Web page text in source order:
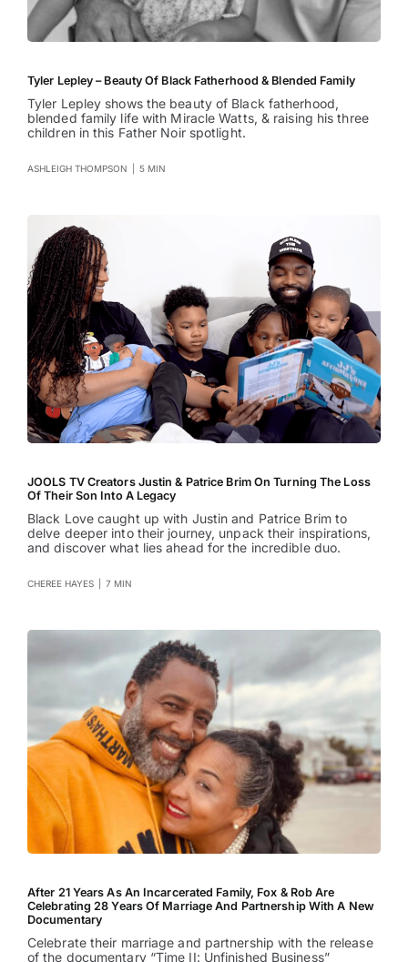
Tyler Lepley – Beauty Of Black Fatherhood & Blended Family
Tyler Lepley shows the beauty of Black fatherhood,
blended family life with Miracle Watts, & raising his three
children in this Father Noir spotlight.
ASHLEIGH THOMPSON 5 MIN
JOOLS TV Creators Justin & Patrice Brim On Turning The Loss
Of Their Son Into A Legacy
Black Love caught up with Justin and Patrice Brim to
delve deeper into their journey, unpack their inspirations,
and discover what lies ahead for the incredible duo.
CHEREE HAYES 7 MIN
After 21 Years As An Incarcerated Family, Fox & Rob Are
Celebrating 28 Years Of Marriage And Partnership With A New
Documentary
Celebrate their marriage and partnership with the release
of the documentary “Time II: Unfinished Business”